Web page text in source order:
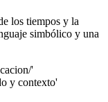
los tiempos y la
simbólico y una
'
y contexto'